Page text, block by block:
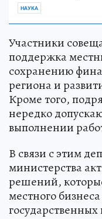
НАУКА
Участники
поддержка
сохранению
региона и
Кроме того,
нередко
выполнении
В связи с этим
министерства
решений,
местного
государственных